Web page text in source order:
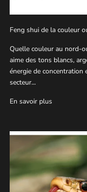
Feng shui de la couleur
Quelle couleur au nord-
aime des tons blancs,
énergie de concentration
secteur...
En savoir plus